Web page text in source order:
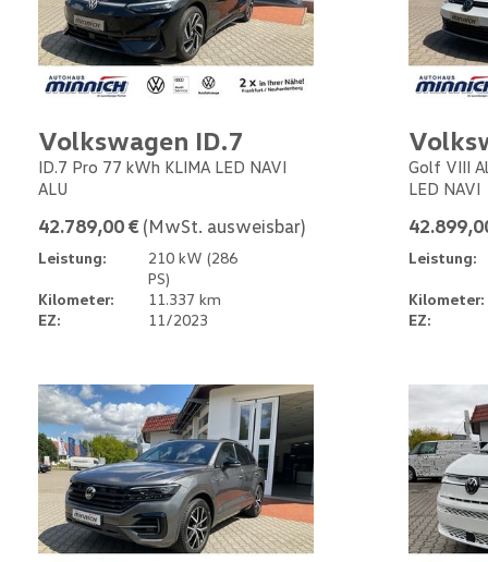
Volkswagen ID.7
ID.7 Pro 77 kWh KLIMA LED NAVI
ALU
42.789,00 € (MwSt. ausweisbar)
Leistung:
210 kW (286
PS)
Kilometer:
11.337 km
EZ:
11/2023
Golf VIII
LED NAVI
Leistung:
Kilometer:
EZ: